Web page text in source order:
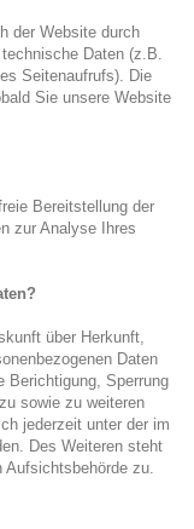
der Website durch
Daten (z.B.
Seitenaufrufs). Die
Sie unsere Website
Bereitstellung der
zur Analyse Ihres
über Herkunft,
Daten
Berichtigung, Sperrung
sowie zu weiteren
jederzeit unter der im
Des Weiteren steht
Aufsichtsbehörde zu.